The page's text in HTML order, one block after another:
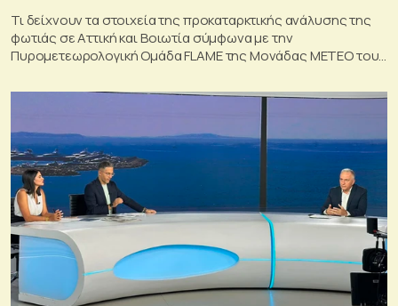
Τι δείχνουν τα στοιχεία της προκαταρκτικής ανάλυσης της
φωτιάς σε Αττική και Βοιωτία σύμφωνα με την
Πυρομετεωρολογική Ομάδα FLAME της Μονάδας ΜΕΤΕΟ του